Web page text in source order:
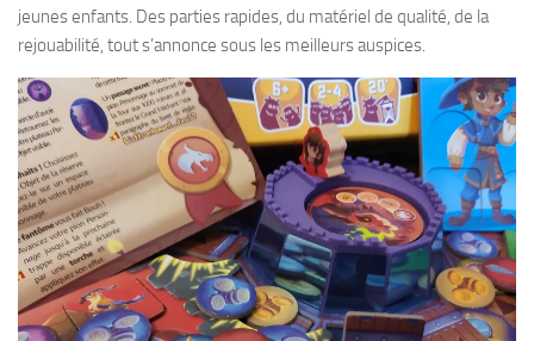
jeunes enfants. Des parties rapides, du matériel de qualité, de la
rejouabilité, tout s’annonce sous les meilleurs auspices.